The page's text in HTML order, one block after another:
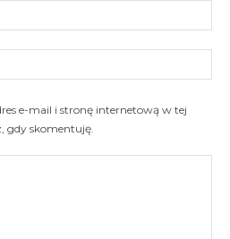
e-mail i stronę internetową w tej
gdy skomentuję.